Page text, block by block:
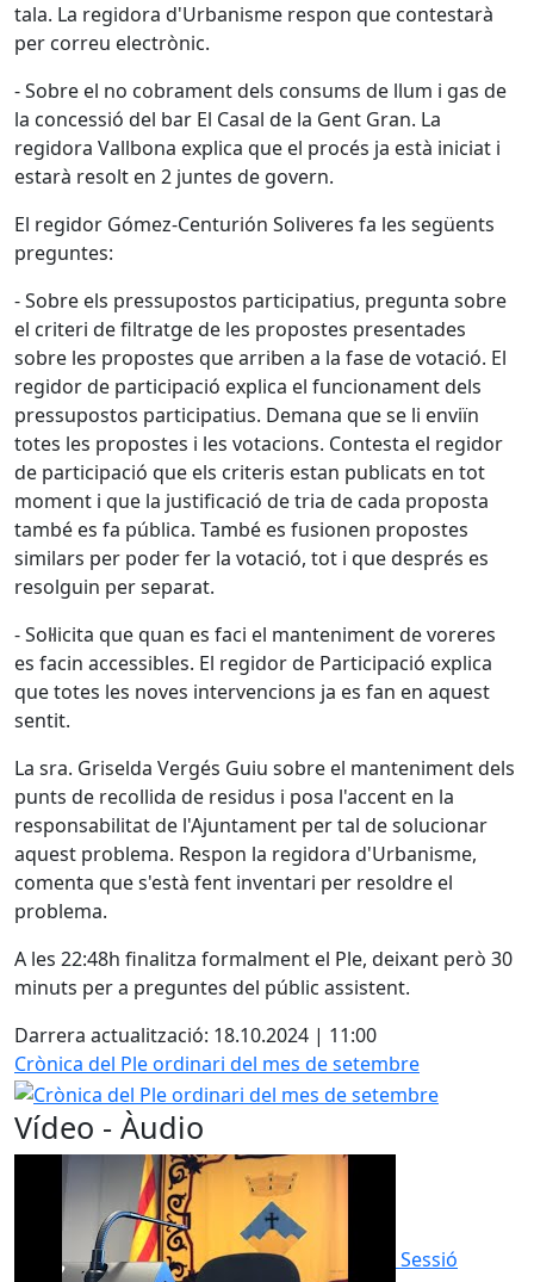
tala. La regidora d'Urbanisme respon que contestarà
per correu electrònic.
- Sobre el no cobrament dels consums de llum i gas de
la concessió del bar El Casal de la Gent Gran. La
regidora Vallbona explica que el procés ja està iniciat i
estarà resolt en 2 juntes de govern.
El regidor Gómez-Centurión Soliveres fa les següents
preguntes:
- Sobre els pressupostos participatius, pregunta sobre
el criteri de filtratge de les propostes presentades
sobre les propostes que arriben a la fase de votació. El
regidor de participació explica el funcionament dels
pressupostos participatius. Demana que se li enviïn
totes les propostes i les votacions. Contesta el regidor
de participació que els criteris estan publicats en tot
moment i que la justificació de tria de cada proposta
també es fa pública. També es fusionen propostes
similars per poder fer la votació, tot i que després es
resolguin per separat.
- Sol·licita que quan es faci el manteniment de voreres
es facin accessibles. El regidor de Participació explica
que totes les noves intervencions ja es fan en aquest
sentit.
La sra. Griselda Vergés Guiu sobre el manteniment dels
punts de recollida de residus i posa l'accent en la
responsabilitat de l'Ajuntament per tal de solucionar
aquest problema. Respon la regidora d'Urbanisme,
comenta que s'està fent inventari per resoldre el
problema.
A les 22:48h finalitza formalment el Ple, deixant però 30
minuts per a preguntes del públic assistent.
Darrera actualització: 18.10.2024 | 11:00
Crònica del Ple ordinari del mes de setembre
Vídeo - Àudio
Sessió